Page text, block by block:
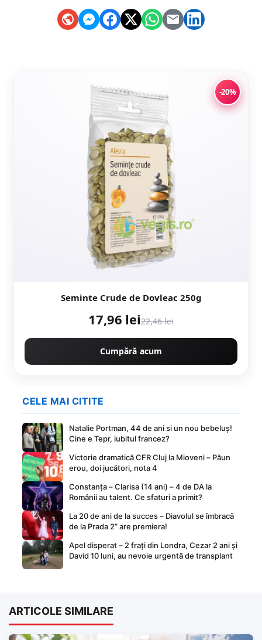
-20%
Seminte Crude de Dovleac 250g
17,96 lei22,46 lei
Cumpără acum
CELE MAI CITITE
Natalie Portman, 44 de ani si un nou bebeluș!
Cine e Tepr, iubitul francez?
Victorie dramatică CFR Cluj la Mioveni – Păun
erou, doi jucători, nota 4
Constanța – Clarisa (14 ani) – 4 de DA la
Românii au talent. Ce sfaturi a primit?
La 20 de ani de la succes – Diavolul se îmbracă
de la Prada 2” are premiera!
Apel disperat – 2 frați din Londra, Cezar 2 ani și
David 10 luni, au nevoie urgentă de transplant
ARTICOLE SIMILARE